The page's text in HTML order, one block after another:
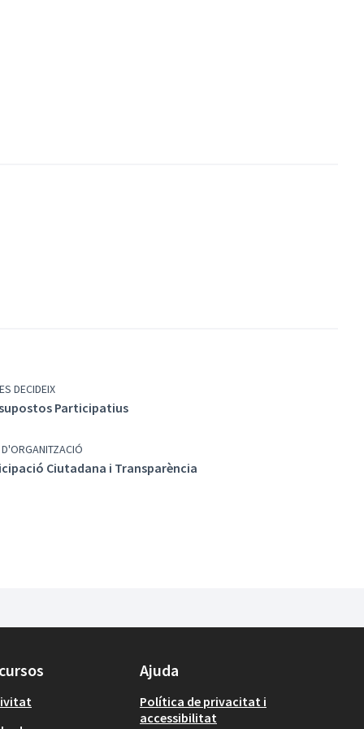
DECIDEIX
Participatius
Ciutadana i Transparència
Ajuda
Política de privacitat i
accessibilitat